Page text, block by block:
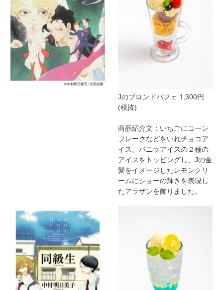
Jのブロンドパフェ 1,300円
(税抜)
商品紹介文：いちごにコーン
フレークなどをいれチョコア
イス、バニラアイスの２種の
アイスをトッピングし、Jの金
髪をイメージしたレモンクリ
ームにショーの輝きを表現し
たアラザンを飾りました。